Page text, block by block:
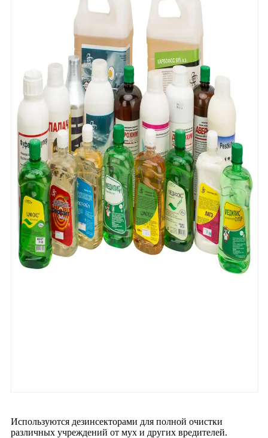
Используются дезинсекторами для полной очистки
различных учреждений от мух и других вредителей.